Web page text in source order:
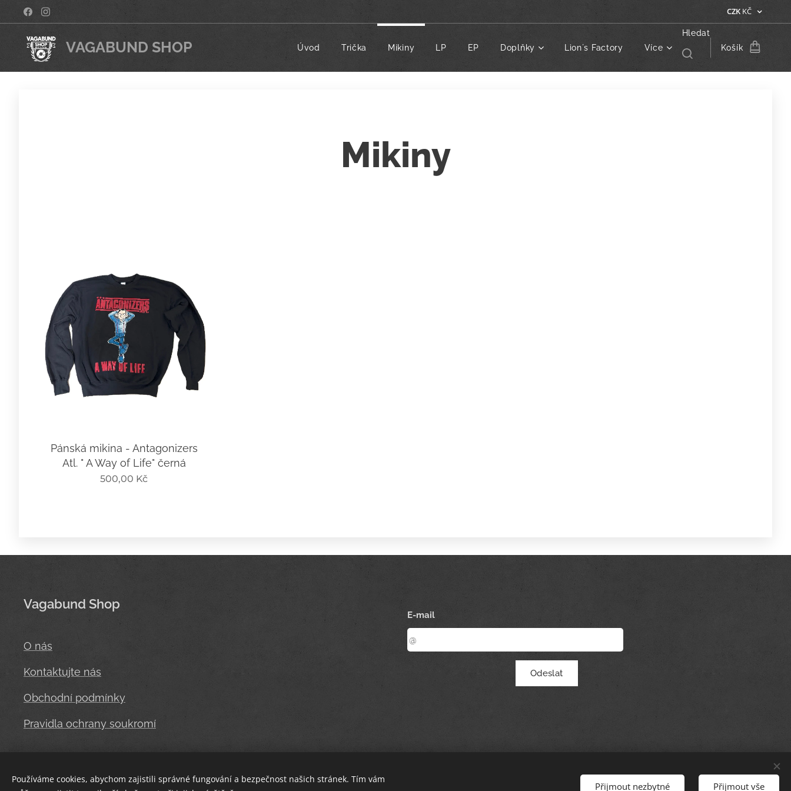
CZK KČ
VAGABUND SHOP Úvod Trička Mikiny LP EP Doplňky Lion´s Factory Více
Hledat
Košík
Mikiny
Pánská mikina - Antagonizers
Atl. " A Way of Life" černá
500,00 Kč
Vagabund Shop
O nás
Kontaktujte nás
Obchodní podmínky
Pravidla ochrany soukromí
E-mail
Odeslat
Používáme cookies, abychom zajistili správné fungování a bezpečnost našich stránek. Tím vám
Přijmout nezbytné Přijmout vše